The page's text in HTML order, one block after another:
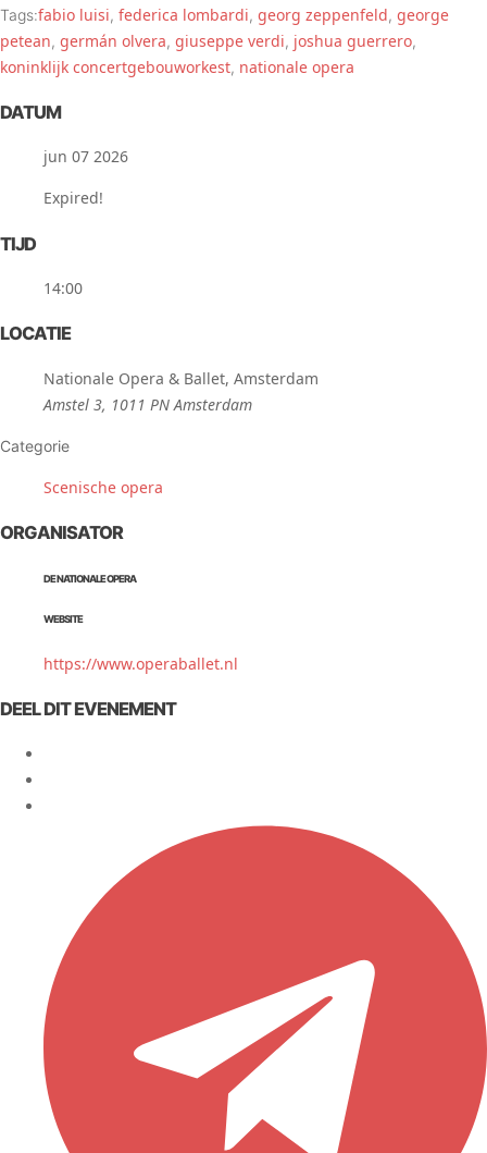
Tags:fabio luisi, federica lombardi, georg zeppenfeld, george
petean, germán olvera, giuseppe verdi, joshua guerrero,
koninklijk concertgebouworkest, nationale opera
DATUM
jun 07 2026
Expired!
TIJD
14:00
LOCATIE
Nationale Opera & Ballet, Amsterdam
Amstel 3, 1011 PN Amsterdam
Categorie
Scenische opera
ORGANISATOR
DE NATIONALE OPERA
WEBSITE
https://www.operaballet.nl
DEEL DIT EVENEMENT